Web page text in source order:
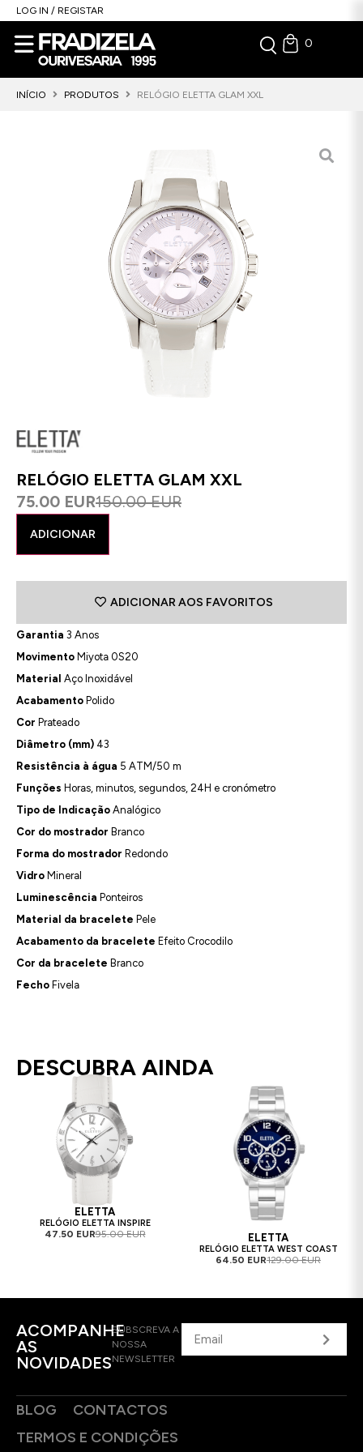
LOG IN / REGISTAR
0
INÍCIO PRODUTOS RELÓGIO ELETTA GLAM XXL
RELÓGIO ELETTA GLAM XXL
75.00 EUR150.00 EUR
ADICIONAR
ADICIONAR AOS FAVORITOS
Garantia 3 Anos
Movimento Miyota 0S20
Material Aço Inoxidável
Acabamento Polido
Cor Prateado
Diâmetro (mm) 43
Resistência à água 5 ATM/50 m
Funções Horas, minutos, segundos, 24H e cronómetro
Tipo de Indicação Analógico
Cor do mostrador Branco
Forma do mostrador Redondo
Vidro Mineral
Luminescência Ponteiros
Material da bracelete Pele
Acabamento da bracelete Efeito Crocodilo
Cor da bracelete Branco
Fecho Fivela
DESCUBRA AINDA
ELETTA
RELÓGIO ELETTA INSPIRE
47.50 EUR95.00 EUR ELETTA
RELÓGIO ELETTA WEST COAST
64.50 EUR129.00 EUR
ACOMPANHE
AS
NOVIDADES
SUBSCREVA A
NOSSA
NEWSLETTER
BLOG
CONTACTOS
TERMOS E CONDIÇÕES